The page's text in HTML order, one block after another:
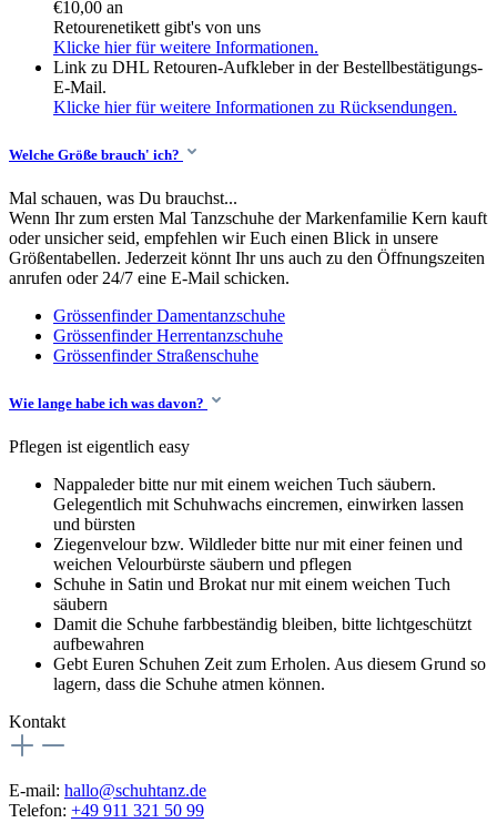
€10,00 an
Retourenetikett gibt's von uns
Klicke hier für weitere Informationen.
Link zu DHL Retouren-Aufkleber in der Bestellbestätigungs-
E-Mail.
Klicke hier für weitere Informationen zu Rücksendungen.
Welche Größe brauch' ich?
Mal schauen, was Du brauchst...
Wenn Ihr zum ersten Mal Tanzschuhe der Markenfamilie Kern kauft
oder unsicher seid, empfehlen wir Euch einen Blick in unsere
Größentabellen. Jederzeit könnt Ihr uns auch zu den Öffnungszeiten
anrufen oder 24/7 eine E-Mail schicken.
Grössenfinder Damentanzschuhe
Grössenfinder Herrentanzschuhe
Grössenfinder Straßenschuhe
Wie lange habe ich was davon?
Pflegen ist eigentlich easy
Nappaleder bitte nur mit einem weichen Tuch säubern.
Gelegentlich mit Schuhwachs eincremen, einwirken lassen
und bürsten
Ziegenvelour bzw. Wildleder bitte nur mit einer feinen und
weichen Velourbürste säubern und pflegen
Schuhe in Satin und Brokat nur mit einem weichen Tuch
säubern
Damit die Schuhe farbbeständig bleiben, bitte lichtgeschützt
aufbewahren
Gebt Euren Schuhen Zeit zum Erholen. Aus diesem Grund so
lagern, dass die Schuhe atmen können.
Kontakt
E-mail: hallo@schuhtanz.de
Telefon: +49 911 321 50 99